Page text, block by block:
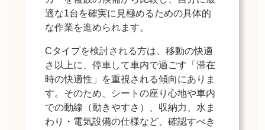
適な1台を確実に見極めるための具体的
な作業を進められます。
Cタイプを検討される方は、移動の快適
さ以上に、停車して車内で過ごす「滞在
時の快適性」を重視される傾向にありま
す。そのため、シートの座り心地や車内
での動線（動きやすさ）、収納力、水ま
わり・電気設備の仕様など、確認すべき